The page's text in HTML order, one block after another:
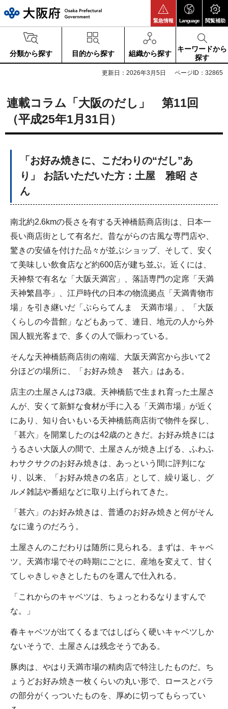
緊急情報 Language 閲覧補助
分類から探す 目的から探す 組織から探す
キーワードから
探す
更新日：2026年3月5日 ページID：32865
連載コラム「大阪のだし」 第11回
（平成25年1月31日）
「お好み焼きに、こだわりの“だし”あ
り」 お話いただいた方：土屋 雅昭 さ
ん
南北約2.6kmの長さを有する天神橋筋商店街は、日本一
長い商店街として有名だ。昔ながらの古風な専門店や、
驚きの安値を付けた品々が並ぶショップ、そして、安く
て美味しい飲食店など約600店が建ち並ぶ。近くには、
天神祭で有名な「大阪天満宮」、落語専門の定席「天満
天神繁昌亭」、江戸時代の日本の物流拠点「天満青物市
場」を引き継いだ「ぷららてんま 天満市場」、「大阪
くらしの今昔館」などもあって、連日、地元の人から外
国人観光客まで、多くの人で賑わっている。
そんな天神橋筋商店街の南端、大阪天満宮から歩いて2
分ほどの場所に、「お好み焼き 甚六」はある。
店主の土屋さんは73歳。天神橋筋で生まれ育った土屋さ
んが、安くて新鮮な食材が手に入る「天満市場」が近く
にあり、知り合いもいる天神橋筋商店街で物件を探し、
「甚六」を開業したのは42歳のときだ。お好み焼きには
うるさい大阪人の間で、土屋さんが焼き上げる、ふわふ
わサクサクのお好み焼きは、あっという間に評判にな
り、以来、「お好み焼きの名店」として、繰り返し、グ
ルメ雑誌や番組などに取り上げられてきた。
「甚六」のお好み焼きは、普通のお好み焼きと何がそん
なに違うのだろう。
土屋さんのこだわりは随所に見られる。まずは、キャベ
ツ。天満市場でその時期にごとに、産地を変えて、甘く
てしゃきしゃきとしたものを選んで仕入れる。
「これからのキャベツは、ちょっとわるなりますんで
な。」
春キャベツが出てくるまではしばらく硬いキャベツしか
ないそうで、土屋さんは残念そうである。
豚肉は、やはり天満市場の精肉店で特注したものだ。ち
ょうどお好み焼き一枚くらいの丸い形で、ロースとバラ
の部分がくっついたものを、厚めに切ってもらってい